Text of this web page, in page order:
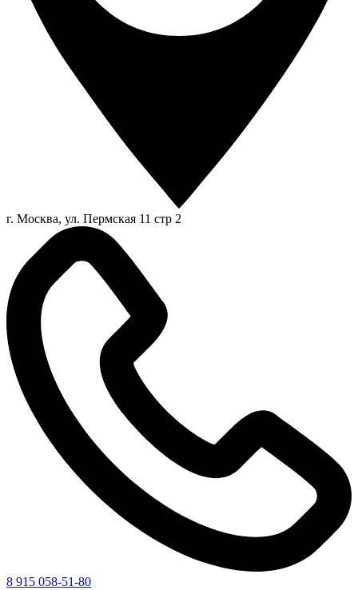
г. Москва, ул. Пермская 11 стр 2
8 915 058-51-80